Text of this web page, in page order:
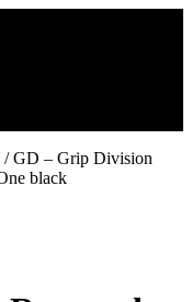
/GD – Grip Division
black